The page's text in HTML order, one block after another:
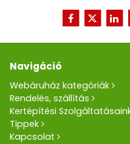
Navigáció
Webáruház kategóriák
Rendelés, szállítás
Kertépítési
Tippek
Kapcsolat